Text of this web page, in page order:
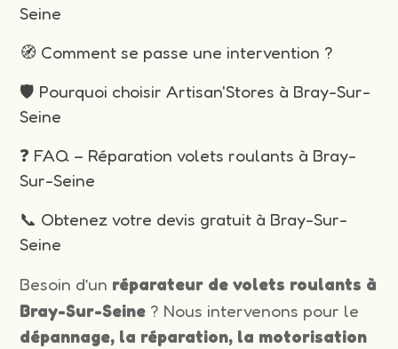
Seine
🧭 Comment se passe une intervention ?
🛡️ Pourquoi choisir Artisan'Stores à Bray-Sur-
Seine
❓ FAQ – Réparation volets roulants à Bray-
Sur-Seine
📞 Obtenez votre devis gratuit à Bray-Sur-
Seine
Besoin d’un réparateur de volets roulants à
Bray-Sur-Seine ? Nous intervenons pour le
dépannage, la réparation, la motorisation